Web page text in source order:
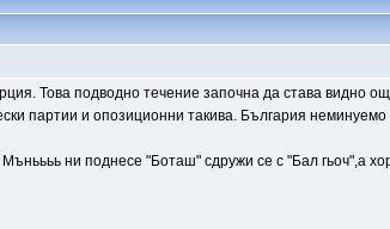
Това подводно течение започна да става видно
партии и опозиционни такива. България
ни поднесе "Боташ" сдружи се с "Бал гьоч",а